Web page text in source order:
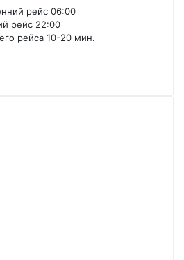
рейс 06:00
рейс 22:00
рейса 10-20 мин.